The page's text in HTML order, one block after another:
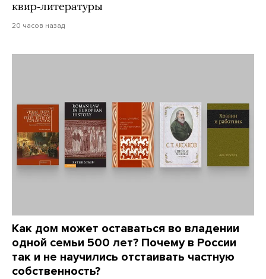
квир-литературы
20 часов назад
Как дом может оставаться во владении
одной семьи 500 лет? Почему в России
так и не научились отстаивать частную
собственность?